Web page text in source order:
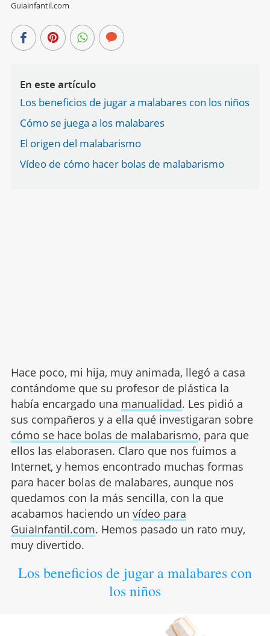
Guiainfantil.com
En este artículo
Los beneficios de jugar a malabares con los niños
Cómo se juega a los malabares
El origen del malabarismo
Vídeo de cómo hacer bolas de malabarismo
Hace poco, mi hija, muy animada, llegó a casa
contándome que su profesor de plástica la
había encargado una manualidad. Les pidió a
sus compañeros y a ella qué investigaran sobre
cómo se hace bolas de malabarismo, para que
ellos las elaborasen. Claro que nos fuimos a
Internet, y hemos encontrado muchas formas
para hacer bolas de malabares, aunque nos
quedamos con la más sencilla, con la que
acabamos haciendo un vídeo para
GuiaInfantil.com. Hemos pasado un rato muy,
muy divertido.
Los beneficios de jugar a malabares con
los niños